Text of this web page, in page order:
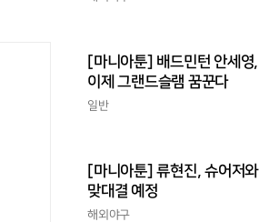
[마니아툰] 배드민턴 안세영,
이제 그랜드슬램 꿈꾼다
일반
[마니아툰] 류현진, 슈어저와
맞대결 예정
해외야구